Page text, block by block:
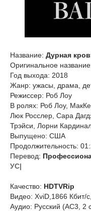
Название: Дурная
Оригинальное
Год выхода: 2018
Жанр: ужасы, драма,
Режиссер: Роб Лоу
В ролях: Роб Лоу,
Люк Росслер, Сара
Трэйси, Лорни
Выпущено: США
Продолжительность:
Перевод:
УС|
Качество: HDTVRip
Видео: XviD,1866 Кбит/
Аудио: Русский (AC3, 2